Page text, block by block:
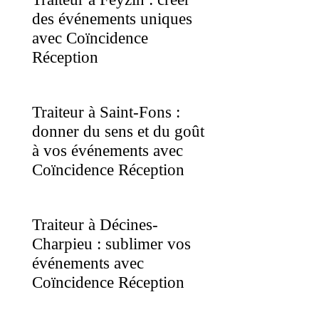
des événements uniques
avec Coïncidence
Réception
Traiteur à Saint-Fons :
donner du sens et du goût
à vos événements avec
Coïncidence Réception
Traiteur à Décines-
Charpieu : sublimer vos
événements avec
Coïncidence Réception